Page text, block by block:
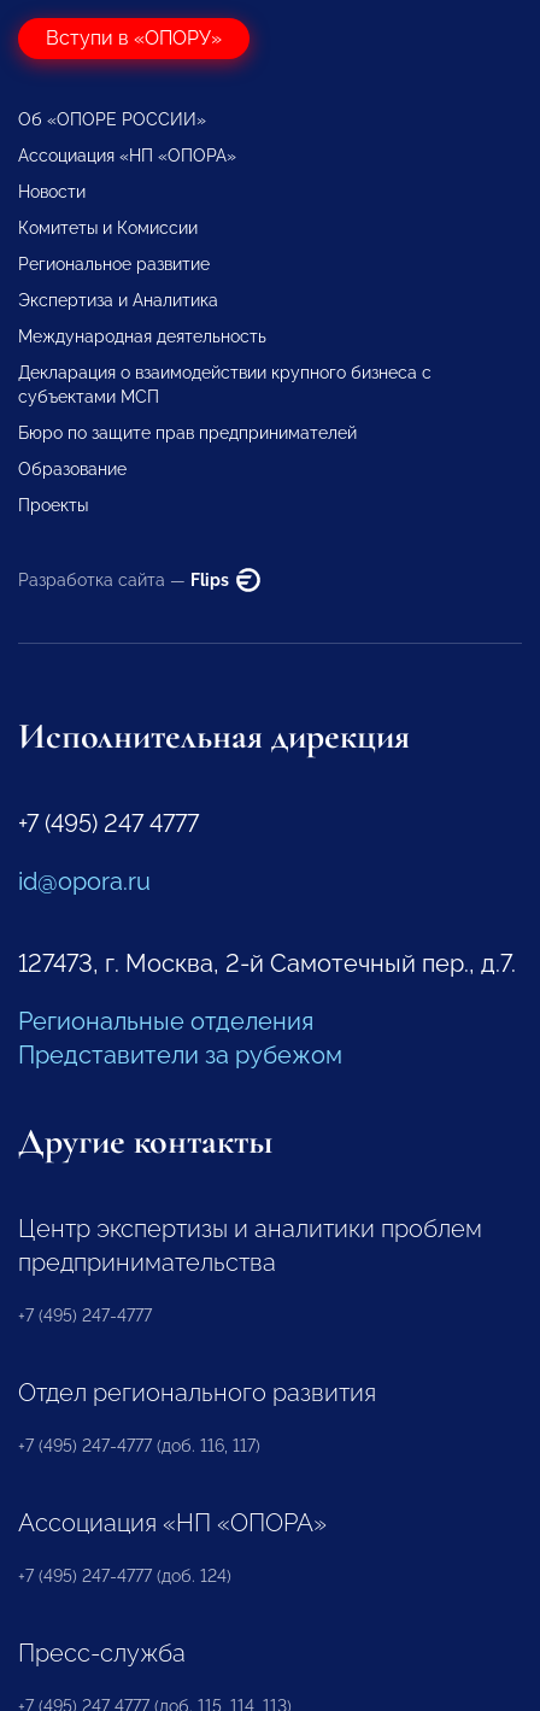
Вступи в «ОПОРУ»
Об «ОПОРЕ РОССИИ»
Ассоциация «НП «ОПОРА»
Новости
Комитеты и Комиссии
Региональное развитие
Экспертиза и Аналитика
Международная деятельность
Декларация о взаимодействии крупного бизнеса с
субъектами МСП
Бюро по защите прав предпринимателей
Образование
Проекты
Разработка сайта — Flips
Исполнительная дирекция
+7 (495) 247 4777
id@opora.ru
127473, г. Москва, 2-й Самотечный пер., д.7.
Региональные отделения
Представители за рубежом
Другие контакты
Центр экспертизы и аналитики проблем
предпринимательства
+7 (495) 247-4777
Отдел регионального развития
+7 (495) 247-4777 (доб. 116, 117)
Ассоциация «НП «ОПОРА»
+7 (495) 247-4777 (доб. 124)
Пресс-служба
+7 (495) 247 4777 (доб. 115, 114, 113)